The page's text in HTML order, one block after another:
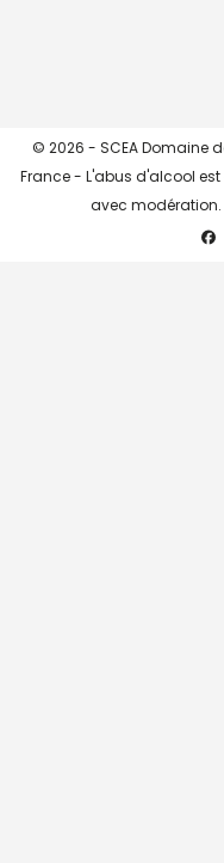
© 2026 - SCEA Domaine
France - L'abus d'alcool
avec modération.